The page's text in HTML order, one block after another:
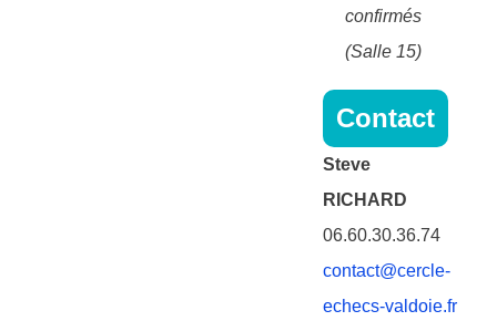
confirmés
(Salle 15)
Contact
Steve
RICHARD
06.60.30.36.74
contact@cercle-
echecs-valdoie.fr